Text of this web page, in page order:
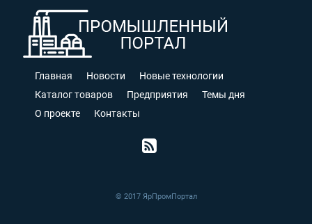
Главная Новости
Новые технологии
Каталог товаров
Предприятия
Темы дня
О проекте
Контакты
© 2017 ЯрПромПортал